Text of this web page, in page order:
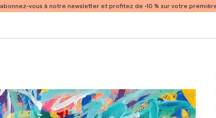
abonnez-vous à notre newsletter et profitez de -10 % sur votre